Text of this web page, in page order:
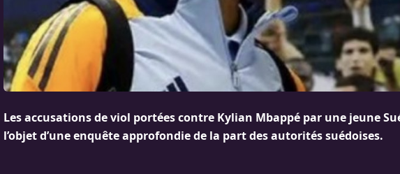
Les accusations de viol portées contre Kylian Mbappé par une jeune
l’objet d’une enquête approfondie de la part des autorités suédoises.